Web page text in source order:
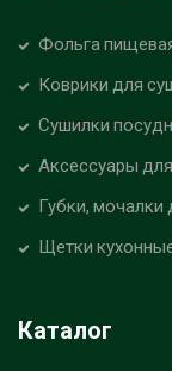
Фольга
Коврики для
Сушилки
Аксессуары
Губки, мочалки
Щетки
Каталог